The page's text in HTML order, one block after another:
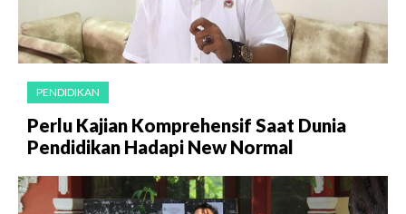
PENDIDIKAN
Perlu Kajian Komprehensif Saat Dunia
Pendidikan Hadapi New Normal